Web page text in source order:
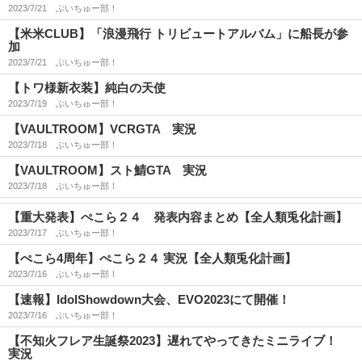
2023/7/21 ぶいちゅー部！
【米米CLUB】「浪漫飛行 トリビュートアルバム」に船長が参
加
2023/7/21 ぶいちゅー部！
【トワ様新衣装】純白の天使
2023/7/19 ぶいちゅー部！
【VAULTROOM】VCRGTA 実況
2023/7/18 ぶいちゅー部！
【VAULTROOM】スト鯖GTA 実況
2023/7/18 ぶいちゅー部！
【重大発表】ぺこら２４ 発表内容まとめ【全人類兎化計画】
2023/7/17 ぶいちゅー部！
【ぺこら4周年】ぺこら２４ 実況【全人類兎化計画】
2023/7/16 ぶいちゅー部！
【速報】IdolShowdown大会、EVO2023にて開催！
2023/7/16 ぶいちゅー部！
【不知火フレア生誕祭2023】遅れてやってきたミニライブ！
実況